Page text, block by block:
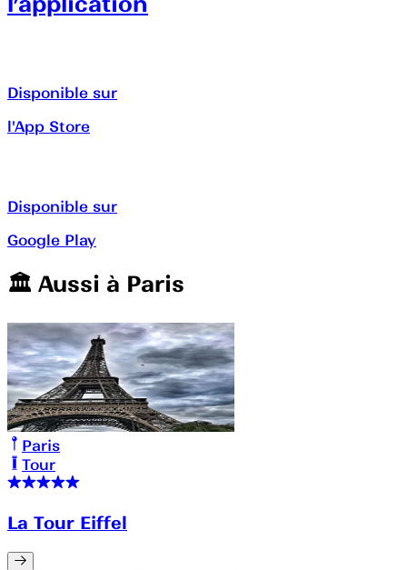
Disponible sur
l'App Store
Disponible sur
Google Play
🏛️️ Aussi à Paris
Paris
Tour
La Tour Eiffel